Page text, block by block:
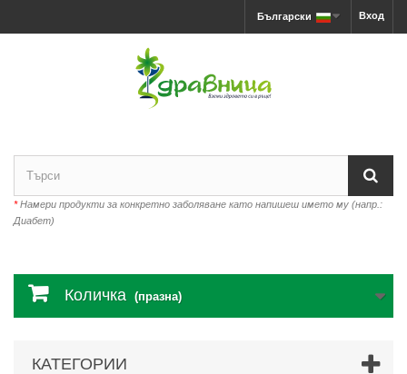
Вход
Български
*Намери продукти за конкретно заболяване като напишеш името му (напр.:
Диабет)
Количка (празна)
КАТЕГОРИИ